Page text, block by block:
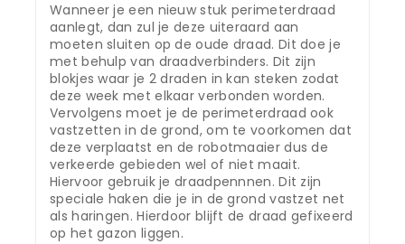
Wanneer je een nieuw stuk perimeterdraad
aanlegt, dan zul je deze uiteraard aan
moeten sluiten op de oude draad. Dit doe je
met behulp van draadverbinders. Dit zijn
blokjes waar je 2 draden in kan steken zodat
deze week met elkaar verbonden worden.
Vervolgens moet je de perimeterdraad ook
vastzetten in de grond, om te voorkomen dat
deze verplaatst en de robotmaaier dus de
verkeerde gebieden wel of niet maait.
Hiervoor gebruik je draadpennnen. Dit zijn
speciale haken die je in de grond vastzet net
als haringen. Hierdoor blijft de draad gefixeerd
op het gazon liggen.